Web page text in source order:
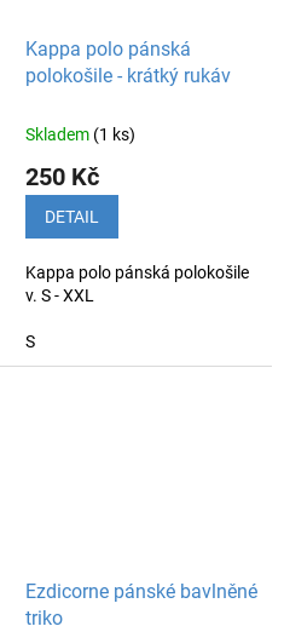
Kappa polo pánská
polokošile - krátký rukáv
Skladem (1 ks)
250 Kč
DETAIL
Kappa polo pánská polokošile
v. S - XXL
S
Ezdicorne pánské bavlněné
triko